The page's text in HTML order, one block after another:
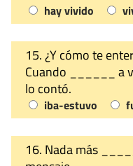
hay vivido
15. ¿Y cómo te
Cuando ______ a
lo contó.
iba-estuvo
16. Nada más